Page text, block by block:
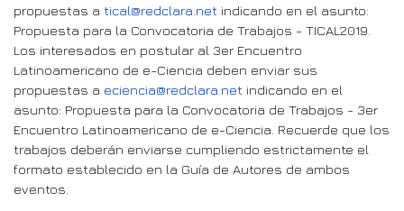
propuestas a tical@redclara.net indicando en el asunto:
Propuesta para la Convocatoria de Trabajos - TICAL2019.
Los interesados en postular al 3er Encuentro
Latinoamericano de e-Ciencia deben enviar sus
propuestas a eciencia@redclara.net indicando en el
asunto: Propuesta para la Convocatoria de Trabajos - 3er
Encuentro Latinoamericano de e-Ciencia. Recuerde que los
trabajos deberán enviarse cumpliendo estrictamente el
formato establecido en la Guía de Autores de ambos
eventos.